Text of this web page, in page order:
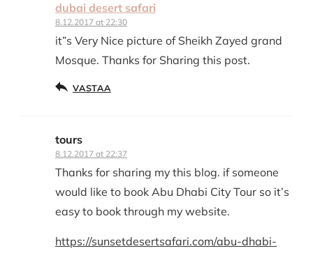
dubai desert safari
8.12.2017 at 22:30
it”s Very Nice picture of Sheikh Zayed grand
Mosque. Thanks for Sharing this post.
VASTAA
tours
8.12.2017 at 22:37
Thanks for sharing my this blog. if someone
would like to book Abu Dhabi City Tour so it’s
easy to book through my website.
https://sunsetdesertsafari.com/abu-dhabi-